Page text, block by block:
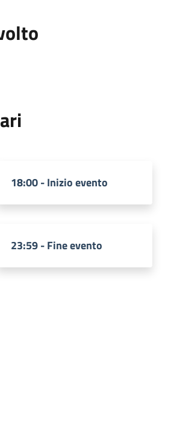
18:00 - Inizio evento
23:59 - Fine evento